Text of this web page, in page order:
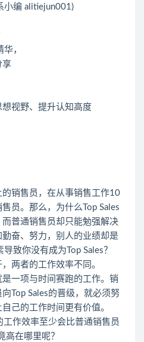
小编 alitiejun001)
，
享
视野、提升认知高度
销售员，在从事销售工作10
员。那么，为什么Top Sales
普通销售员却只能勉强解决
奋、努力，别人的业绩却是
致你没有成为Top Sales？
两者的工作效率不同。
一项与时间赛跑的工作。销
Top Sales的晋级，就必须努
己的工作时间更有价值。
工作效率至少会比普通销售员
高在哪里呢？